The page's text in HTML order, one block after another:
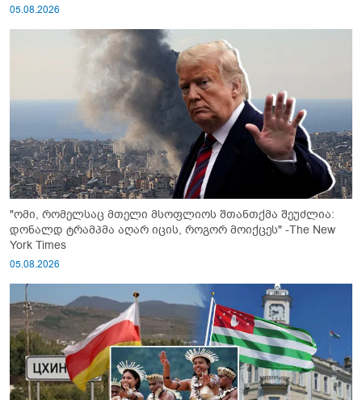
05.08.2026
"ომი, რომელსაც მთელი მსოფლიოს შთანთქმა შეუძლია:
დონალდ ტრამპმა აღარ იცის, როგორ მოიქცეს" -The New
York Times
05.08.2026